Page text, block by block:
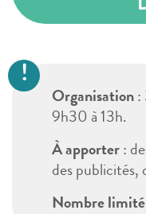
Organisation :
9h30 à 13h.
À apporter :
des publicités,
Nombre limité